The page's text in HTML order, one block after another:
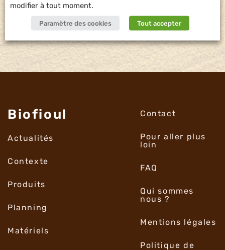
Biofioul
Actualités
Contexte
Produits
Planning
Matériels
Contact
Pour aller plus
loin
FAQ
Qui sommes
nous ?
Mentions légales
Politique de
modifier à tout moment.
Paramètre des cookies Tout accepter